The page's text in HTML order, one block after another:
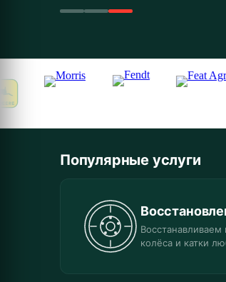
Популярные услуги
колёса и катки